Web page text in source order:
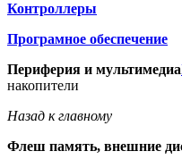
Контроллеры
Програмное обеспечение
Периферия и мультимедиа
накопители
Назад к главному
Флеш память, внешние